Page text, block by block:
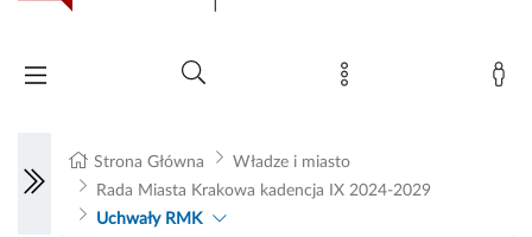
Strona Główna
Władze i miasto
Rada Miasta Krakowa kadencja IX 2024-2029
Uchwały RMK